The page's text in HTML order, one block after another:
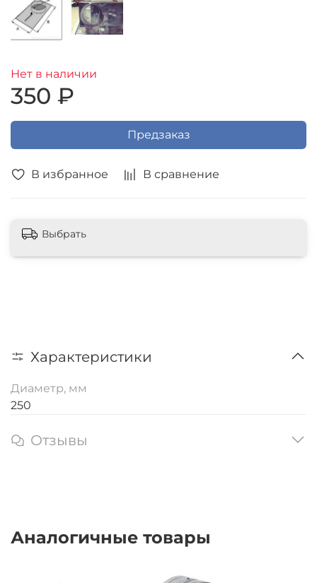
В избранное В сравнение
Нет в наличии
350 ₽
Предзаказ
Выбрать
Характеристики
Диаметр, мм
250
Отзывы
Аналогичные товары